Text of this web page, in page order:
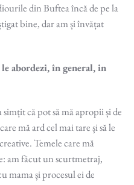
din Buftea încă de pe la
bine, dar am și învățat
abordezi, în general, in
că pot să mă apropii și de
mă ard cel mai tare și să le
Temele care mă
am făcut un scurtmetraj,
mama și procesul ei de